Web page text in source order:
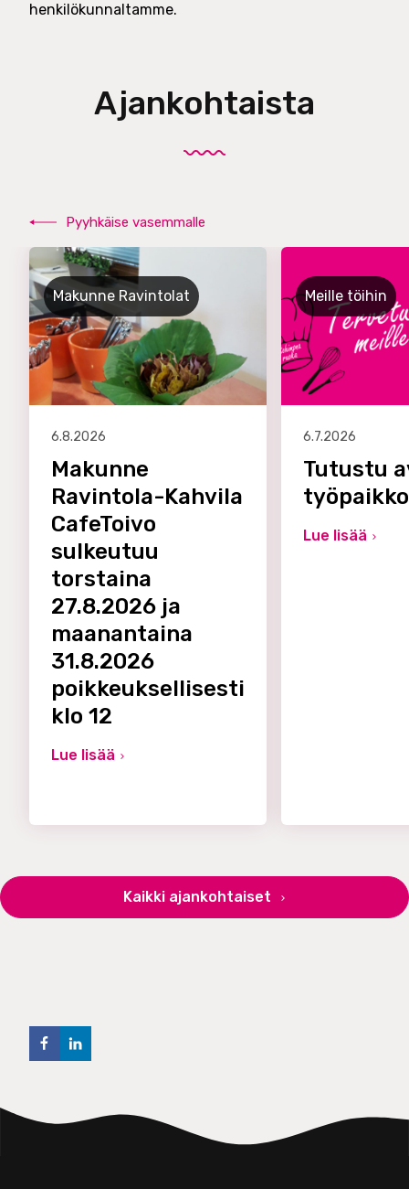
henkilökunnaltamme.
Ajankohtaista
Pyyhkäise vasemmalle
Makunne Ravintolat
6.8.2026
Makunne
Ravintola-Kahvila
CafeToivo
sulkeutuu
torstaina
27.8.2026 ja
maanantaina
31.8.2026
poikkeuksellisesti
klo 12
Lue lisää
Meille töihin
6.7.2026
Tutustu
Lue lisää
Kaikki ajankohtaiset